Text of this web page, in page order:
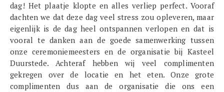
dag! Het plaatje klopte en alles verliep perfect. Vooraf
dachten we dat deze dag veel stress zou opleveren, maar
eigenlijk is de dag heel ontspannen verlopen en dat is
vooral te danken aan de goede samenwerking tussen
onze ceremoniemeesters en de organisatie bij Kasteel
Duurstede. Achteraf hebben wij veel complimenten
gekregen over de locatie en het eten. Onze grote
complimenten dus aan de organisatie die ons een